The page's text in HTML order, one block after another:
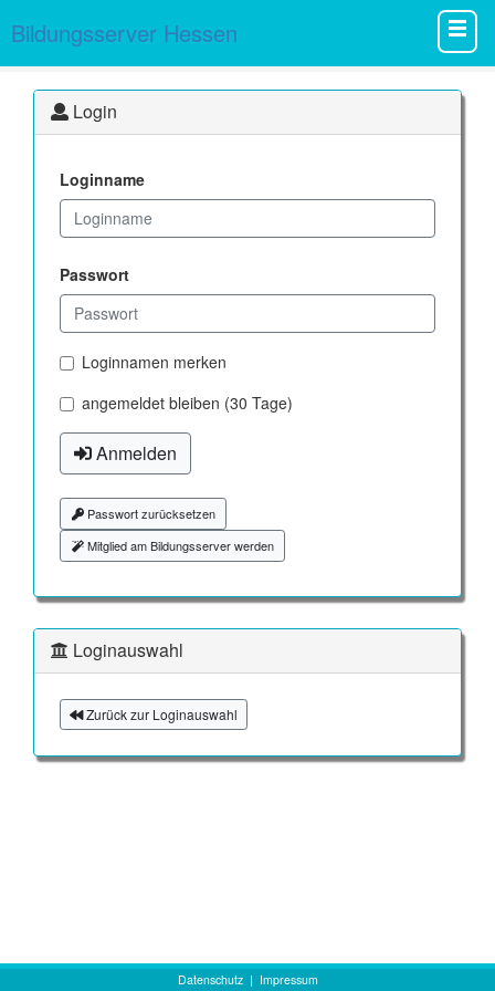
Bildungsserver Hessen
Login
Loginname
Passwort
Loginnamen merken
angemeldet bleiben (30 Tage)
Anmelden
Passwort zurücksetzen
Mitglied am Bildungsserver werden
Loginauswahl
Zurück zur Loginauswahl
Datenschutz| Impressum